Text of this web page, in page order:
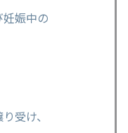
娠中の
受け、